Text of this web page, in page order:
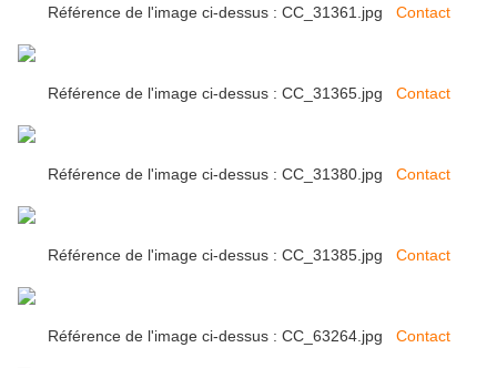
Référence de l'image ci-dessus : CC_31361.jpg Contact
Référence de l'image ci-dessus : CC_31365.jpg Contact
Référence de l'image ci-dessus : CC_31380.jpg Contact
Référence de l'image ci-dessus : CC_31385.jpg Contact
Référence de l'image ci-dessus : CC_63264.jpg Contact